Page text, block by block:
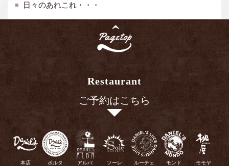
日々のあれこれ・・・
Restaurant
ご予約はこちら
本店 ポルタ アルバ ソーレ ルーチェ モンド モモヤ